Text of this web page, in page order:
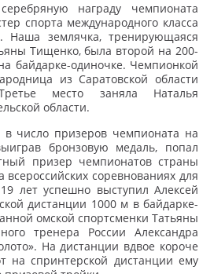
награду чемпионата
спорта международного класса
. Наша землячка, тренирующаяся
Тищенко, была второй на 200-
байдарке-одиночке. Чемпионкой
из Саратовской области
место заняла Наталья
области.
число призеров чемпионата на
бронзовую медаль, попал
призер чемпионатов страны
всероссийских соревнованиях для
лет успешно выступил Алексей
дистанции 1000 м в байдарке-
омской спортсменки Татьяны
тренера России Александра
На дистанции вдвое короче
на спринтерской дистанции ему